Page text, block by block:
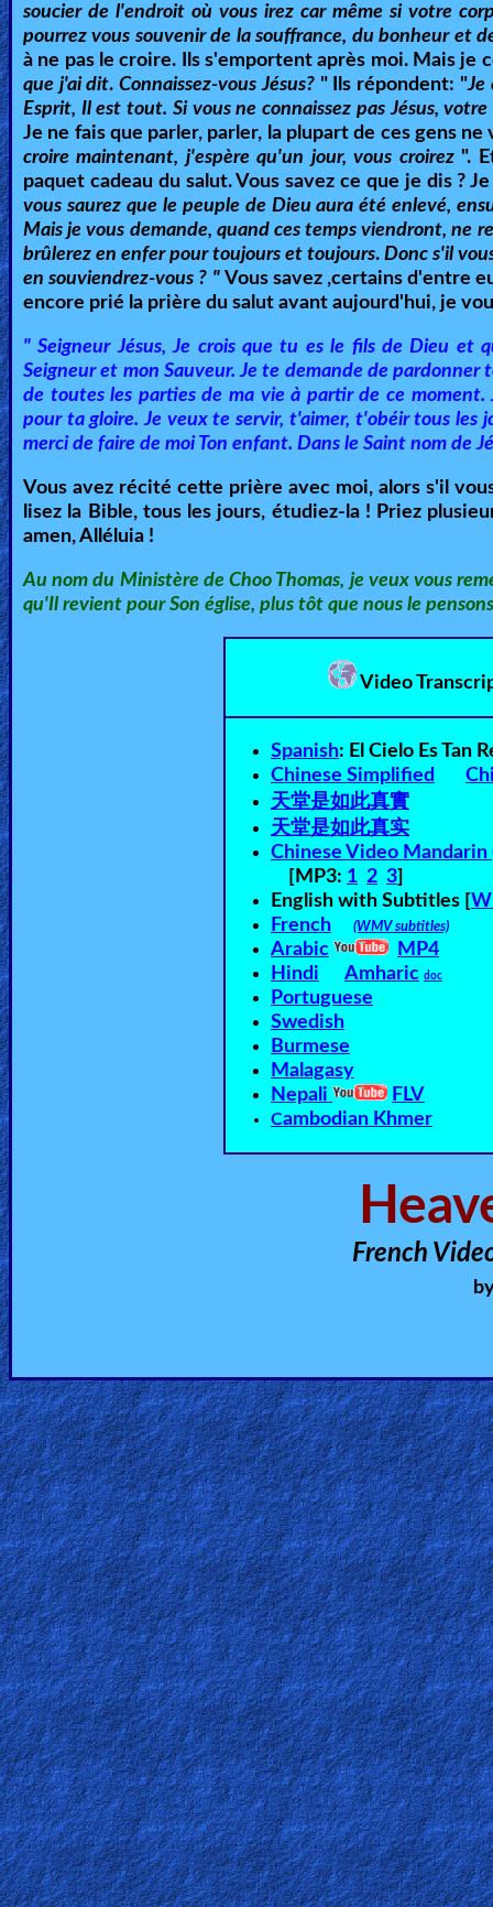
soucier de l'endroit où vous irez car même si votre
pourrez vous souvenir de la souffrance, du bonheur et
à ne pas le croire. Ils s'emportent après moi. Mais je
que j'ai dit.Connaissez-vous Jésus?" Ils répondent: "Je
Esprit, Il est tout. Si vous ne connaissez pas Jésus,
Je ne fais que parler, parler, la plupart de ces gens
croire maintenant, j'espère qu'un jour, vous croirez ".
paquet cadeau du salut. Vous savez ce que je dis ?
vous saurez que le peuple de Dieu aura été enlevé,
Mais je vous demande, quand ces temps viendront, ne
brûlerez en enfer pour toujours et toujours.Donc s'il
en souviendrez-vous ? " Vous savez ,certains d'entre
encore prié la prière du salut avant aujourd'hui, je
" Seigneur Jésus, Je crois que tu es le fils de Dieu et
Seigneur et mon Sauveur. Je te demande de
de toutes les parties de ma vie à partir de ce
pour ta gloire. Je veux te servir, t'aimer, t'obéir tous les
merci de faire de moi Ton enfant. Dans le Saint nom de
Vous avez récité cette prière avec moi, alors s'il
lisez la Bible, tous les jours, étudiez-la ! Priez
amen, Alléluia !
Au nom du Ministère de Choo Thomas, je veux vous
qu'Il revient pour Son église, plus tôt que nous le
Video
Spanish: El Cielo Es Tan
Chinese Simplified
天堂是如此真實
天堂是如此真实
Chinese Video
[MP3: 1 2 3]
English with Subtitles [
French
(WMV subtitles)
Arabic
MP4
Hindi
Amharic doc
Portuguese
Swedish
Burmese
Malagasy
Nepali
FLV
Cambodian Khmer
French